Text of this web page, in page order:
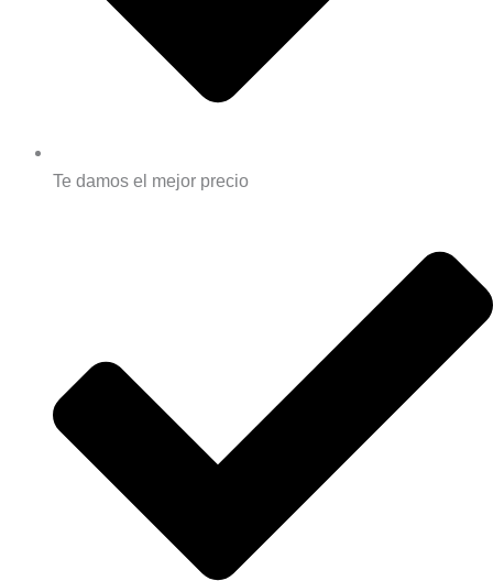
Te damos el mejor precio